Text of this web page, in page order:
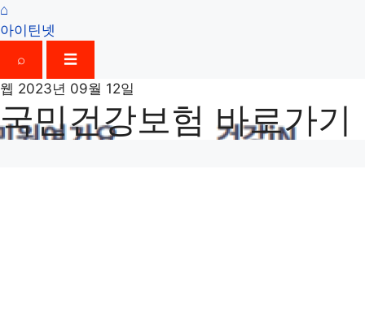
⌂
아이틴넷
⌕
☰
웹 2023년 09월 12일
국민건강보험 바로가기